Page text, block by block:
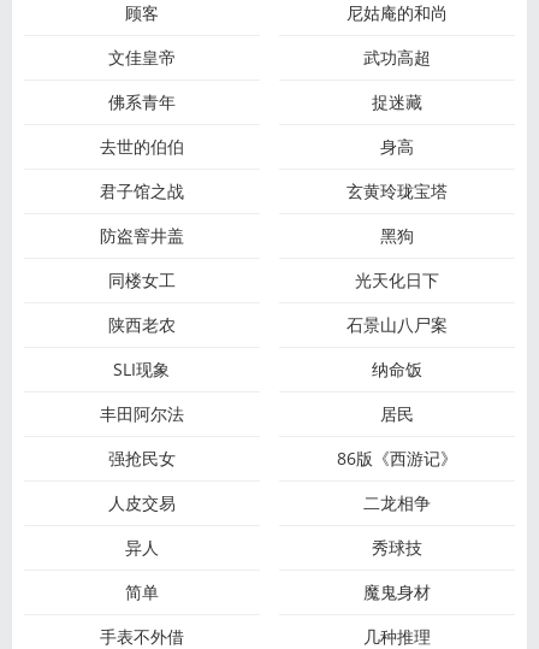
顾客
尼姑庵的和尚
文佳皇帝
武功高超
佛系青年
捉迷藏
去世的伯伯
身高
君子馆之战
玄黄玲珑宝塔
防盗窨井盖
黑狗
同楼女工
光天化日下
陕西老农
石景山八尸案
SLI现象
纳命饭
丰田阿尔法
居民
强抢民女
86版《西游记》
人皮交易
二龙相争
异人
秀球技
简单
魔鬼身材
手表不外借
几种推理